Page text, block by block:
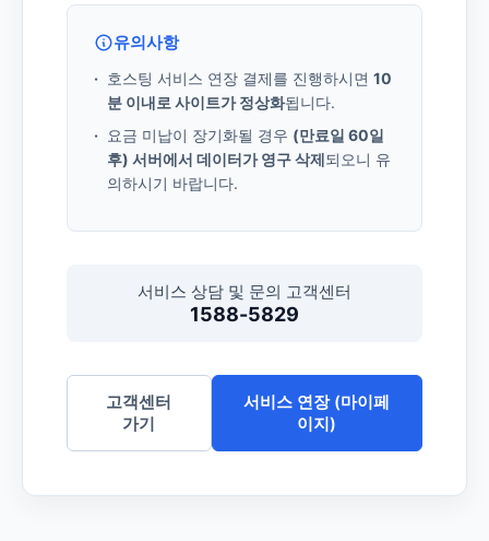
유의사항
호스팅 서비스 연장 결제를 진행하시면 10
분 이내로 사이트가 정상화됩니다.
요금 미납이 장기화될 경우 (만료일 60일
후) 서버에서 데이터가 영구 삭제되오니 유
의하시기 바랍니다.
서비스 상담 및 문의 고객센터
1588-5829
고객센터
가기
서비스 연장 (마이페
이지)